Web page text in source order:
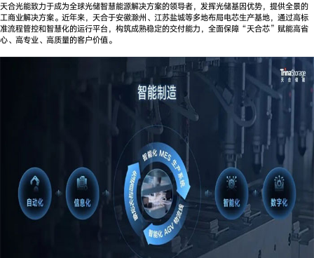
天合光能致力于成为全球光储智慧能源解决方案的领导者，发挥光储基因优势，提供全景的
工商业解决方案。近年来，天合于安徽滁州、江苏盐城等多地布局电芯生产基地，通过高标
准流程管控和智慧化的运行平台，构筑成熟稳定的交付能力，全面保障“天合芯”赋能高省
心、高专业、高质量的客户价值。